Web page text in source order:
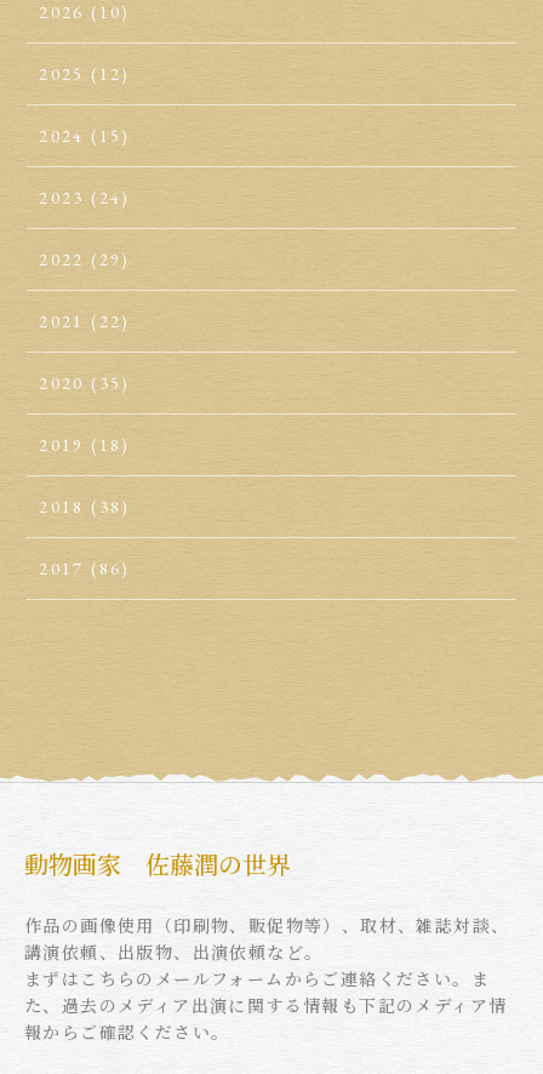
2026 (10)
2025 (12)
2024 (15)
2023 (24)
2022 (29)
2021 (22)
2020 (35)
2019 (18)
2018 (38)
2017 (86)
動物画家 佐藤潤の世界
作品の画像使用（印刷物、販促物等）、取材、雑誌対談、
講演依頼、出版物、出演依頼など。
まずはこちらのメールフォームからご連絡ください。ま
た、過去のメディア出演に関する情報も下記のメディア情
報からご確認ください。